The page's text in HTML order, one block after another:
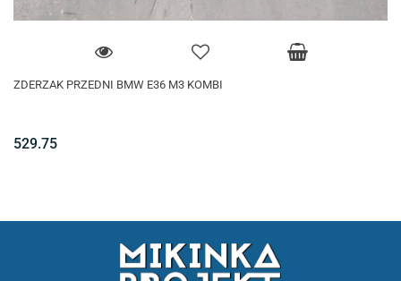
ZDERZAK PRZEDNI BMW E36 M3 KOMBI
529.75